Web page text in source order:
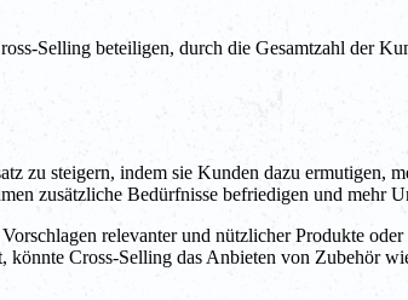
Selling beteiligen, durch die Gesamtzahl der
zu steigern, indem sie Kunden dazu ermutigen,
zusätzliche Bedürfnisse befriedigen und mehr
relevanter und nützlicher Produkte
Cross-Selling das Anbieten von Zubehör